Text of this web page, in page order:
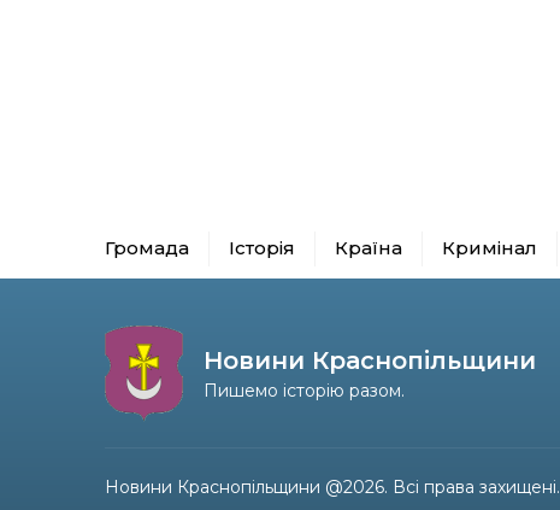
Громада Історія Країна Кримінал
Новини Краснопільщини
Пишемо історію разом.
Новини Краснопільщини @2026. Всі права захищені.